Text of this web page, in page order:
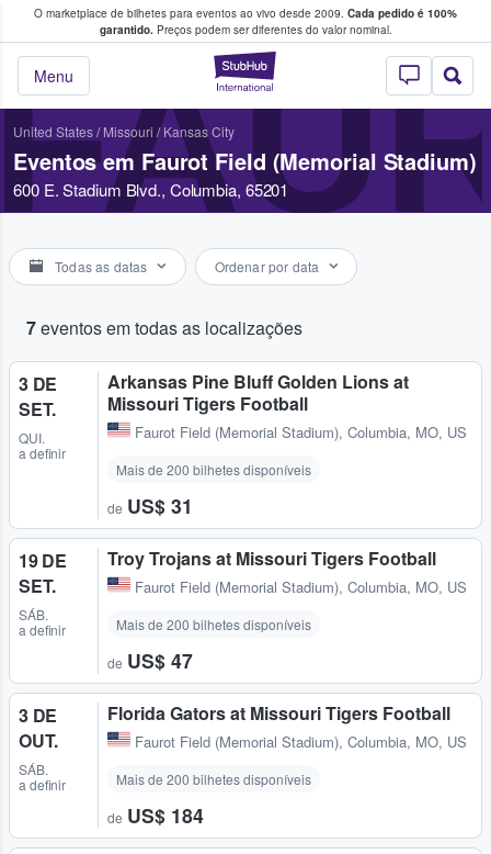
O marketplace de bilhetes para eventos ao vivo desde 2009. Cada pedido é 100%
garantido.Preços podem ser diferentes do valor nominal.
StubHub – onde
Menu
fãs compram e vendem bilhetes
United States/ Missouri / Kansas City
Eventos em Faurot Field (Memorial Stadium)
600 E. Stadium Blvd., Columbia, 65201
Todas as datas Ordenar por data
7eventos em todas as localizações
3 DE
SET.
QUI.
a definir
Arkansas Pine Bluff Golden Lions at
Missouri Tigers Football
Faurot Field (Memorial Stadium), Columbia, MO, US
Mais de 200 bilhetes disponíveis
de US$ 31
19 DE
SET.
SÁB.
a definir
Troy Trojans at Missouri Tigers Football
Faurot Field (Memorial Stadium), Columbia, MO, US
Mais de 200 bilhetes disponíveis
de US$ 47
3 DE
OUT.
SÁB.
a definir
Florida Gators at Missouri Tigers Football
Faurot Field (Memorial Stadium), Columbia, MO, US
Mais de 200 bilhetes disponíveis
de US$ 184